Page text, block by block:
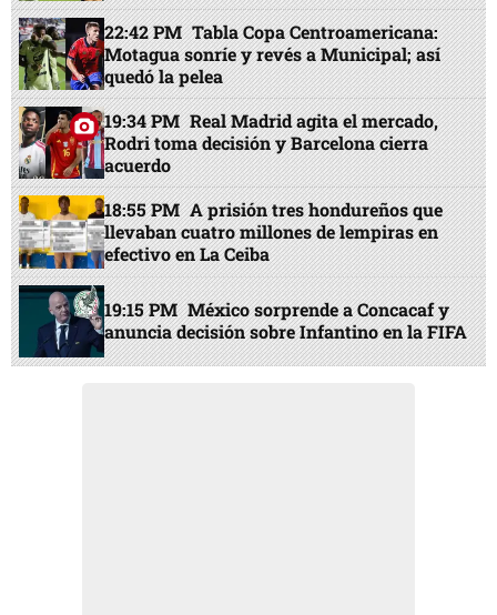
22:42 PM Tabla Copa Centroamericana:
Motagua sonríe y revés a Municipal; así
quedó la pelea
19:34 PM Real Madrid agita el mercado,
Rodri toma decisión y Barcelona cierra
acuerdo
18:55 PM A prisión tres hondureños que
llevaban cuatro millones de lempiras en
efectivo en La Ceiba
19:15 PM México sorprende a Concacaf y
anuncia decisión sobre Infantino en la FIFA